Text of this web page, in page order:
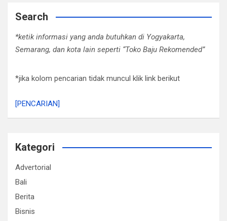
Search
*ketik informasi yang anda butuhkan di Yogyakarta,
Semarang, dan kota lain seperti “Toko Baju Rekomended”
*jika kolom pencarian tidak muncul klik link berikut
[PENCARIAN]
Kategori
Advertorial
Bali
Berita
Bisnis